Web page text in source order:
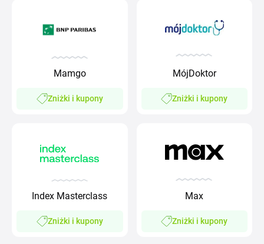
Mamgo
Zniżki i kupony
MójDoktor
Zniżki i kupony
Index Masterclass
Zniżki i kupony
Max
Zniżki i kupony